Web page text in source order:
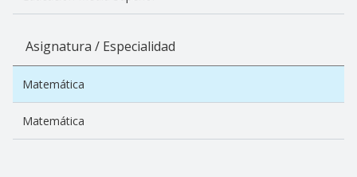
Asignatura / Especialidad
Matemática
Matemática